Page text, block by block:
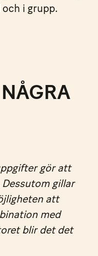
i grupp.
gör att
gillar
att
med
blir det det